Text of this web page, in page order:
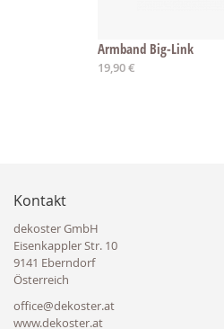
Armband Big-Link
19,90 €
Kontakt
dekoster GmbH
Eisenkappler Str. 10
9141 Eberndorf
Österreich
office@dekoster.at
www.dekoster.at